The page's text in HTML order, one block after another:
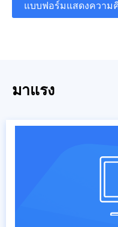
แบบฟอร์มแสดงความ
มาแรง